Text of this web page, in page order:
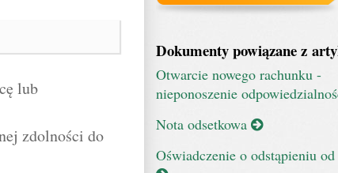
lub
zdolności do
Dokumenty powiązane z
Otwarcie nowego rachunku -
nieponoszenie
Nota odsetkowa
Oświadczenie o odstąpieniu